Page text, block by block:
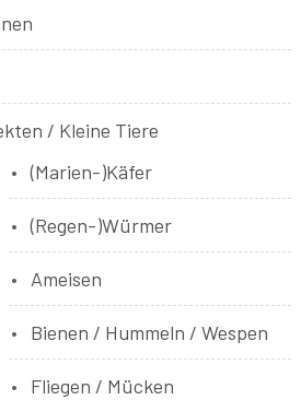
/ Kleine Tiere
(Marien-)Käfer
(Regen-)Würmer
Ameisen
Bienen / Hummeln / Wespen
Fliegen / Mücken